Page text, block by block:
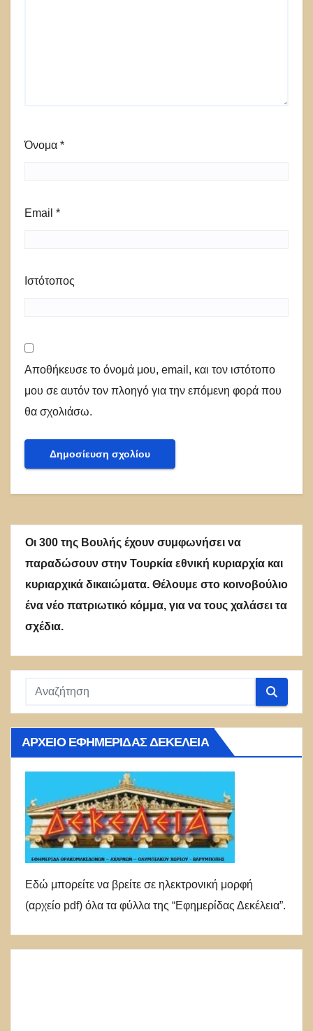
Όνομα *
Email *
Ιστότοπος
Αποθήκευσε το όνομά μου, email, και τον ιστότοπο
μου σε αυτόν τον πλοηγό για την επόμενη φορά που
θα σχολιάσω.
Οι 300 της Βουλής έχουν συμφωνήσει να
παραδώσουν στην Τουρκία εθνική κυριαρχία και
κυριαρχικά δικαιώματα. Θέλουμε στο κοινοβούλιο
ένα νέο πατριωτικό κόμμα, για να τους χαλάσει τα
σχέδια.
ΑΡΧΕΊΟ ΕΦΗΜΕΡΊΔΑΣ ΔΕΚΈΛΕΙΑ
Εδώ μπορείτε να βρείτε σε ηλεκτρονική μορφή
(αρχείο pdf) όλα τα φύλλα της “Εφημερίδας Δεκέλεια”.